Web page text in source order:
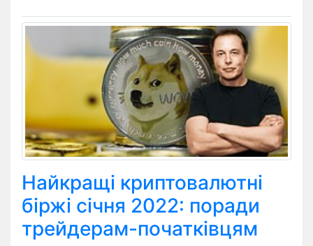
Найкращі криптовалютні
біржі січня 2022: поради
трейдерам-початківцям